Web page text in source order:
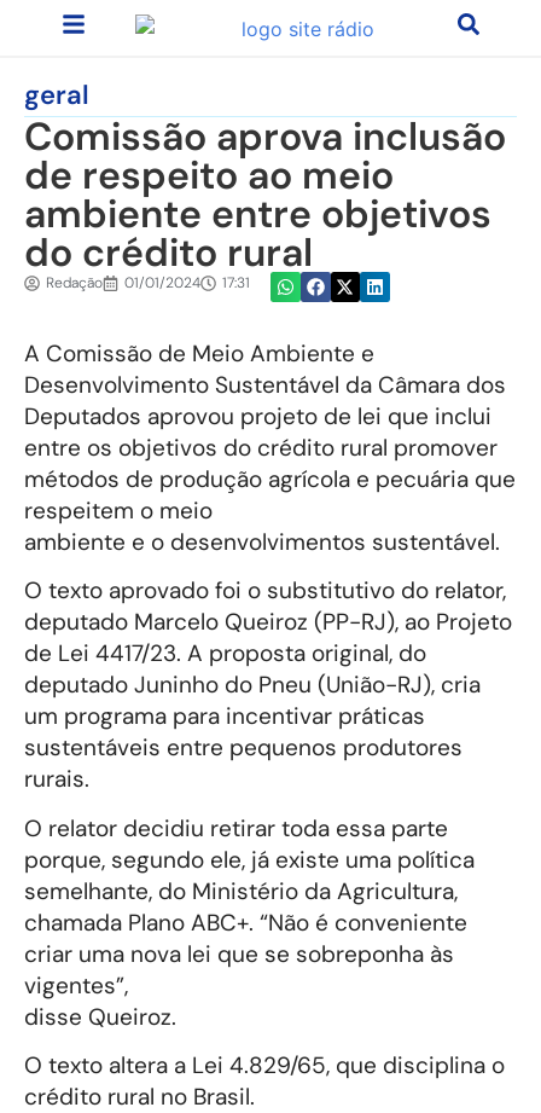
geral
Comissão aprova inclusão
de respeito ao meio
ambiente entre objetivos
do crédito rural
Redação 01/01/2024 17:31
A Comissão de Meio Ambiente e
Desenvolvimento Sustentável da Câmara dos
Deputados aprovou projeto de lei que inclui
entre os objetivos do crédito rural promover
métodos de produção agrícola e pecuária que
respeitem o meio
ambiente e o desenvolvimentos sustentável.
O texto aprovado foi o substitutivo do relator,
deputado Marcelo Queiroz (PP-RJ), ao Projeto
de Lei 4417/23. A proposta original, do
deputado Juninho do Pneu (União-RJ), cria
um programa para incentivar práticas
sustentáveis entre pequenos produtores
rurais.
O relator decidiu retirar toda essa parte
porque, segundo ele, já existe uma política
semelhante, do Ministério da Agricultura,
chamada Plano ABC+. “Não é conveniente
criar uma nova lei que se sobreponha às
vigentes”,
disse Queiroz.
O texto altera a Lei 4.829/65, que disciplina o
crédito rural no Brasil.